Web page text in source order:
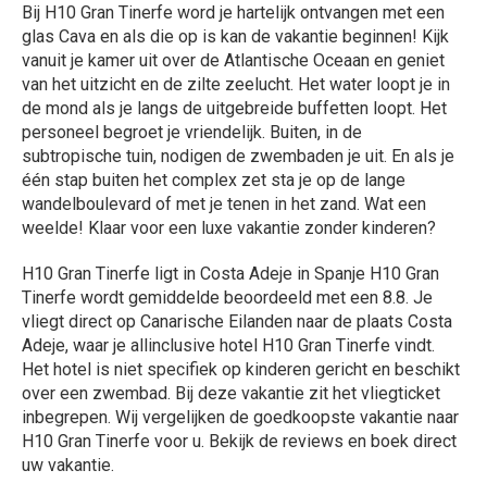
Bij H10 Gran Tinerfe word je hartelijk ontvangen met een
glas Cava en als die op is kan de vakantie beginnen! Kijk
vanuit je kamer uit over de Atlantische Oceaan en geniet
van het uitzicht en de zilte zeelucht. Het water loopt je in
de mond als je langs de uitgebreide buffetten loopt. Het
personeel begroet je vriendelijk. Buiten, in de
subtropische tuin, nodigen de zwembaden je uit. En als je
één stap buiten het complex zet sta je op de lange
wandelboulevard of met je tenen in het zand. Wat een
weelde! Klaar voor een luxe vakantie zonder kinderen?
H10 Gran Tinerfe ligt in Costa Adeje in Spanje H10 Gran
Tinerfe wordt gemiddelde beoordeeld met een 8.8. Je
vliegt direct op Canarische Eilanden naar de plaats Costa
Adeje, waar je allinclusive hotel H10 Gran Tinerfe vindt.
Het hotel is niet specifiek op kinderen gericht en beschikt
over een zwembad. Bij deze vakantie zit het vliegticket
inbegrepen. Wij vergelijken de goedkoopste vakantie naar
H10 Gran Tinerfe voor u. Bekijk de reviews en boek direct
uw vakantie.